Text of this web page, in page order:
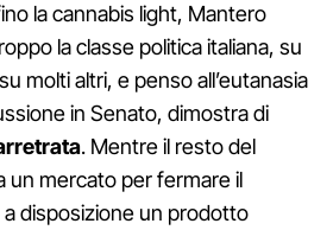
la cannabis light, Mantero
la classe politica italiana, su
molti altri, e penso all’eutanasia
in Senato, dimostra di
. Mentre il resto del
un mercato per fermare il
disposizione un prodotto